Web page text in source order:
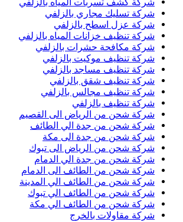
شركة كشف تسربات المياه بالزلفي
شركة تسليك مجاري بالزلفي
شركة عزل اسطح بالزلفي
شركة تنظيف خزانات المياه بالزلفي
شركة مكافحة حشرات بالزلفي
شركة تنظيف موكيت بالزلفي
شركة تنظيف مساجد بالزلفي
شركة تنظيف شقق بالزلفي
شركة تنظيف مجالس بالزلفي
شركة تنظيف بالزلفي
شركة شحن من الرياض الى القصيم
شركة شحن من جدة الي الطائف
شركة شحن من جدة الى مكة
شركة شحن من الرياض الى تبوك
شركة شحن من جدة الي الدمام
شركة شحن من الطائف الى الدمام
شركة شحن من الطائف الي المدينة
شركة شحن من الطائف الي تبوك
شركة شحن من الطائف الي مكة
شركة مقاولات بالخرج